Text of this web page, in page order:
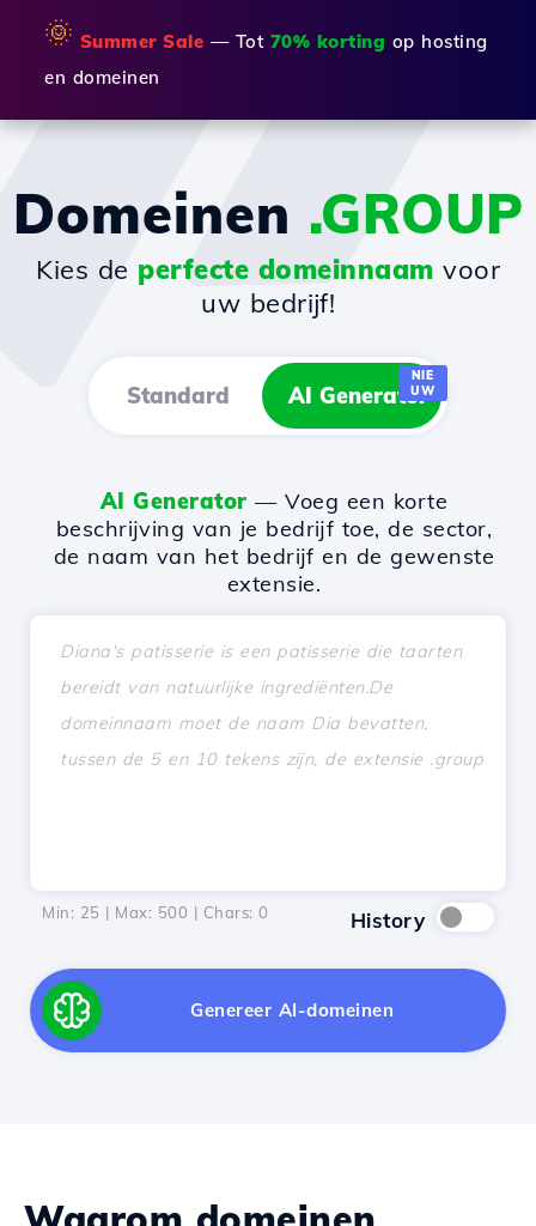
🌞 Summer Sale — Tot 70% korting op hosting
en domeinen
Domeinen .GROUP
Kies de perfecte domeinnaam voor
uw bedrijf!
Standard AI Generator
NIE
UW
AI Generator — Voeg een korte
beschrijving van je bedrijf toe, de sector,
de naam van het bedrijf en de gewenste
extensie.
Min: 25 | Max: 500 | Chars: 0 History
Genereer AI-domeinen